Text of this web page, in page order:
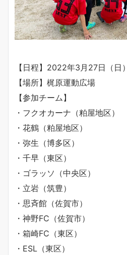
【日程】2022年3月27日（日）
【場所】梶原運動広場
【参加チーム】
・フクオカーナ（粕屋地区）
・花鶴（粕屋地区）
・弥生（博多区）
・千早（東区）
・ゴラッソ（中央区）
・立岩（筑豊）
・思斉館（佐賀市）
・神野FC （佐賀市）
・箱崎FC（東区）
・ESL（東区）